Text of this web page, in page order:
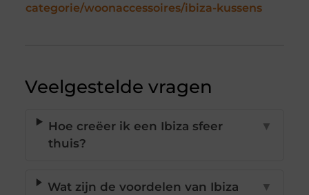
categorie/woonaccessoires/ibiza-kussens
Veelgestelde vragen
Hoe creëer ik een Ibiza sfeer
thuis?
▼
Wat zijn de voordelen van Ibiza
▼